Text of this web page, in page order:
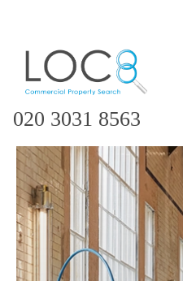
020 3031 8563